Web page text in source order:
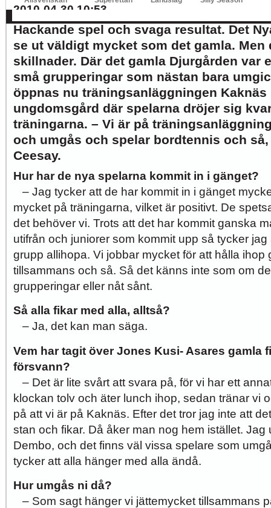
2010-04-30 10:53
Hackande spel och svaga resultat. Det
se ut väldigt mycket som det gamla.
skillnader. Där det gamla Djurgården var
små grupperingar som nästan bara
öppnas nu träningsanläggningen Kaknäs
ungdomsgård där spelarna dröjer sig
träningarna. – Vi är på
och umgås och spelar bordtennis och
Ceesay.
Hur har de nya spelarna kommit in i gänget?
– Jag tycker att de har kommit in i gänget
mycket på träningarna, vilket är positivt. De
det behöver vi. Trots att det har kommit ganska
utifrån och juniorer som kommit upp så tycker
grupp allihopa. Vi jobbar mycket för att hålla ihop
tillsammans och så. Så det känns inte som om
grupperingar eller nåt sånt.
Så alla fikar med alla, alltså?
– Ja, det kan man säga.
Vem har tagit över Jones Kusi- Asares gamla
försvann?
– Det är lite svårt att svara på, för vi har ett
klockan tolv och äter lunch ihop, sedan tränar vi
på att vi är på Kaknäs. Efter det tror jag inte att
stan och fikar. Då åker man nog hem istället. Jag
Dembo, och det finns väl vissa spelare som
tycker att alla hänger med alla ändå.
Hur umgås ni då?
– Som sagt hänger vi jättemycket tillsammans